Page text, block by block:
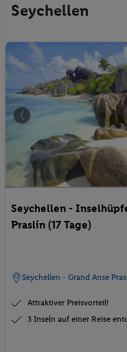
Seychellen
Seychellen -
Praslin (17 Tage)
Seychellen - Grand Anse
Attraktiver Preisvorteil!
3 Inseln auf einer Reise